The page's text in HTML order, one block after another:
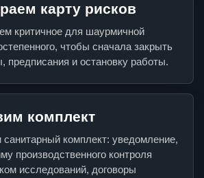
карту рисков
критичное для шаурмичной
чтобы сначала закрыть
предписания и остановку работы.
комплект
санитарный комплект: уведомление,
производственного контроля
исследований, договоры